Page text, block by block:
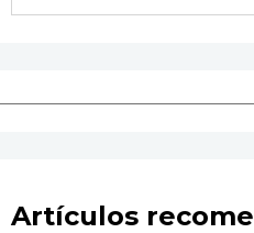
Artículos